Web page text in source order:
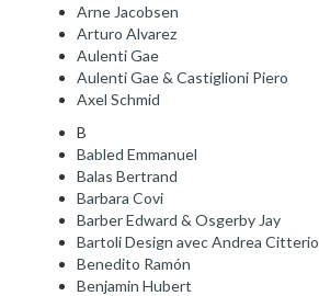
Arne Jacobsen
Arturo Alvarez
Aulenti Gae
Aulenti Gae & Castiglioni Piero
Axel Schmid
B
Babled Emmanuel
Balas Bertrand
Barbara Covi
Barber Edward & Osgerby Jay
Bartoli Design avec Andrea Citterio
Benedito Ramón
Benjamin Hubert